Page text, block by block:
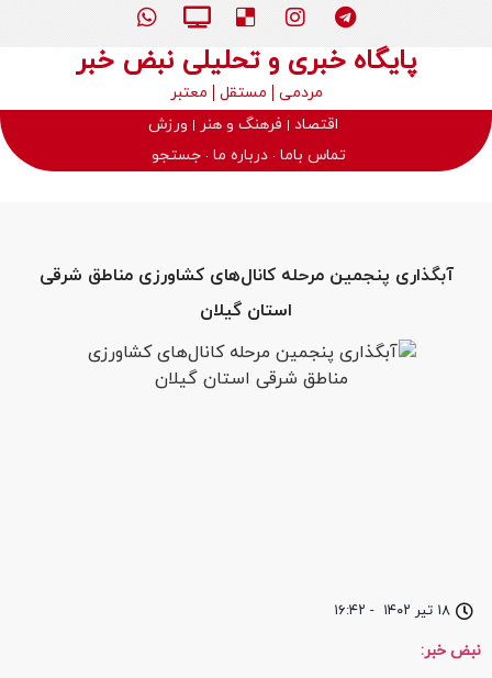
پایگاه خبری و تحلیلی نبض خبر
مردمی مستقل
معتبر
اقتصاد
فرهنگ و هنر
ورزش
تماس باما درباره ما جستجو
۱۸ تیر ۱۴۰۲ - ۱۶:۴۲
آبگذاری پنجمین مرحله کانال‌های کشاورزی مناطق شرقی
استان گیلان
نبض خبر: